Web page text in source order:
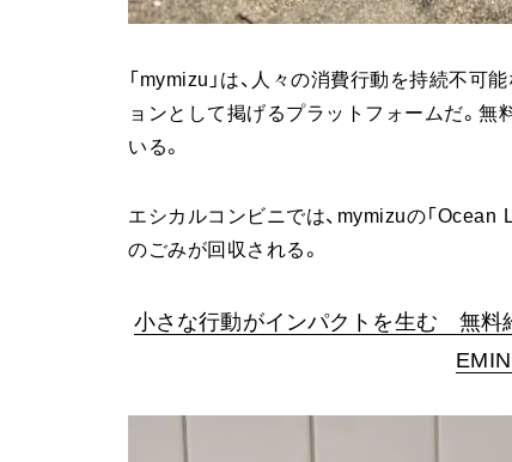
「mymizu」は、人々の消費行動を持続不可
ョンとして掲げるプラットフォームだ。無
いる。
エシカルコンビニでは、mymizuの「Ocean
のごみが回収される。
小さな行動がインパクトを生む 無料